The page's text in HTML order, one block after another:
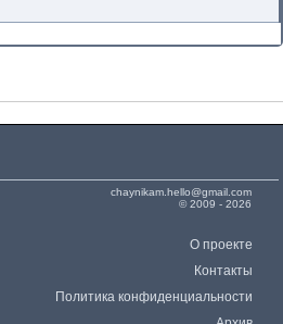
chaynikam.hello@gmail.com
© 2009 - 2026
О проекте
Контакты
Политика конфиденциальности